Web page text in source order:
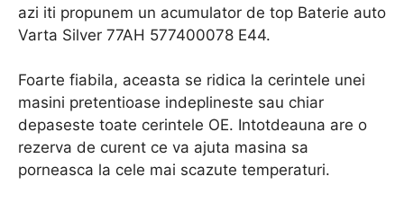
azi iti propunem un acumulator de top Baterie auto
Varta Silver 77AH 577400078 E44.
Foarte fiabila, aceasta se ridica la cerintele unei
masini pretentioase indeplineste sau chiar
depaseste toate cerintele OE. Intotdeauna are o
rezerva de curent ce va ajuta masina sa
porneasca la cele mai scazute temperaturi.